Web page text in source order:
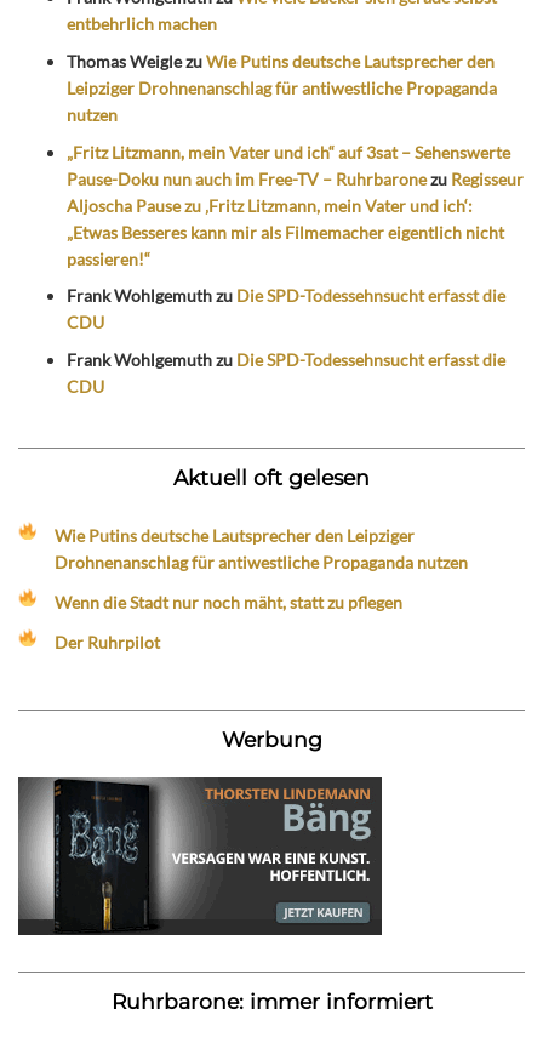
entbehrlich machen
Thomas WeiglezuWie Putins deutsche Lautsprecher den
Leipziger Drohnenanschlag für antiwestliche Propaganda
nutzen
„Fritz Litzmann, mein Vater und ich“ auf 3sat – Sehenswerte
Pause-Doku nun auch im Free-TV – Ruhrbaronezu Regisseur
Aljoscha Pause zu ‚Fritz Litzmann, mein Vater und ich‘:
„Etwas Besseres kann mir als Filmemacher eigentlich nicht
passieren!“
Frank Wohlgemuthzu Die SPD-Todessehnsucht erfasst die
CDU
Frank Wohlgemuthzu Die SPD-Todessehnsucht erfasst die
CDU
Aktuell oft gelesen
Wie Putins deutsche Lautsprecher den Leipziger
Drohnenanschlag für antiwestliche Propaganda nutzen
Wenn die Stadt nur noch mäht, statt zu pflegen
Der Ruhrpilot
Werbung
Ruhrbarone: immer informiert